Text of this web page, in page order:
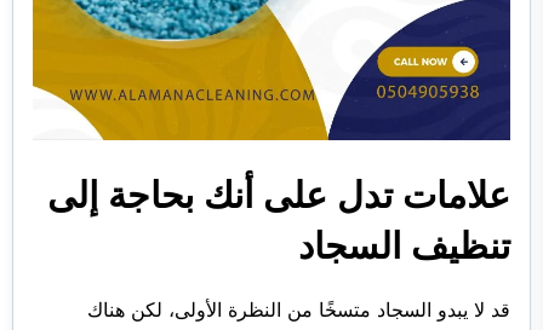
علامات تدل على أنك بحاجة إلى
تنظيف السجاد
قد لا يبدو السجاد متسخًا من النظرة الأولى، لكن هناك